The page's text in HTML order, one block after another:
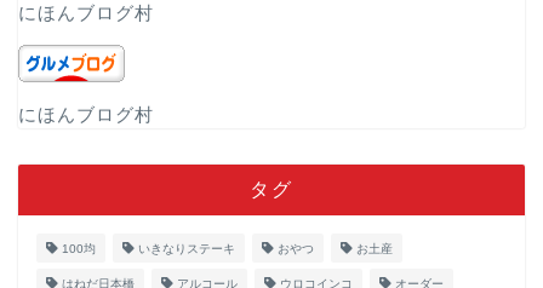
にほんブログ村
にほんブログ村
タグ
100均 いきなりステーキ おやつ お土産
はねだ日本橋 アルコール ウロコインコ オーダー